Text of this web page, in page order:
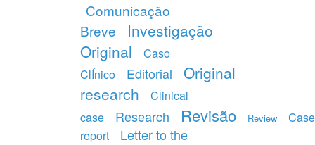
Comunicação
Breve
Investigação
Original
Caso
ClÍnico
Editorial
Original
research
Clinical
case
Research Revisão Review
Case
report
Letter to the